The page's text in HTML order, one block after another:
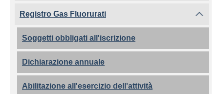
Registro Gas Fluorurati
Soggetti obbligati all'iscrizione
Dichiarazione annuale
Abilitazione all'esercizio dell'attività